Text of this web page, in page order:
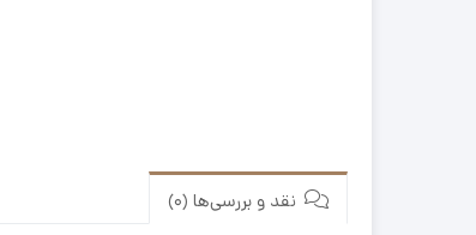
نقد و بررسی‌ها (0)